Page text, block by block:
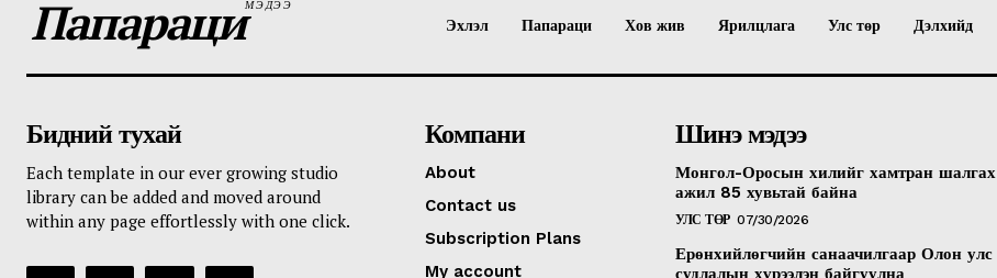
ПапарациМЭДЭЭ
Эхлэл Папараци Хов жив Ярилцлага Улс төр Дэлхийд
Бидний тухай
Each template in our ever growing studio
library can be added and moved around
within any page effortlessly with one click.
Компани
About
Contact us
Subscription Plans
My account
Шинэ мэдээ
Монгол-Оросын хилийг хамтран шалгах
ажил 85 хувьтай байна
УЛС ТӨР 07/30/2026
Ерөнхийлөгчийн санаачилгаар Олон улс
судлалын хүрээлэн байгуулна